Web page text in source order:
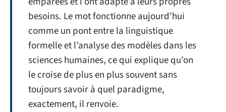
besoins. Le mot fonctionne aujourd’hui
comme un pont entre la linguistique
formelle et l’analyse des modèles dans les
sciences humaines, ce qui explique qu’on
le croise de plus en plus souvent sans
toujours savoir à quel paradigme,
exactement, il renvoie.